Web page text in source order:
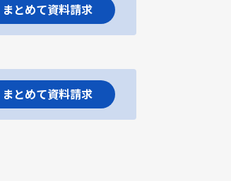
まとめて資料請求
まとめて資料請求